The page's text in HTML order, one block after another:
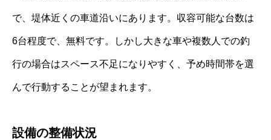
で、堤体近くの車道沿いにあります。収容可能な台数は
6台程度で、無料です。しかし大きな車や複数人での釣
行の場合はスペース不足になりやすく、予め時間帯を選
んで行動することが望まれます。
設備の整備状況